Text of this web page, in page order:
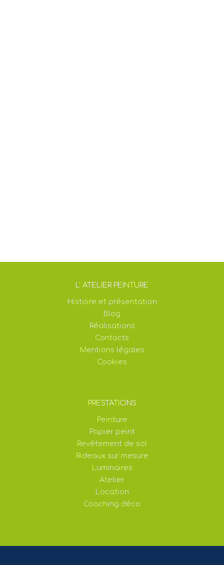
L' ATELIER PEINTURE
Histoire et présentation
Blog
Réalisations
Contacts
Mentions légales
Cookies
PRESTATIONS
Peinture
Papier peint
Revêtement de sol
Rideaux sur mesure
Luminaires
Atelier
Location
Coaching déco